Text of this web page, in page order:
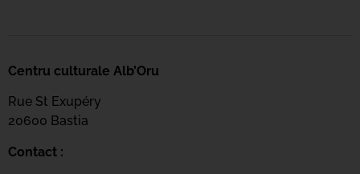
Centru culturale Alb’Oru
Rue St Exupéry
20600 Bastia
Contact :